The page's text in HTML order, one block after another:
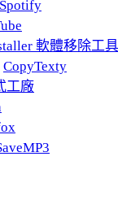
Spotify
軟體移除工具
CopyTexty
工廠